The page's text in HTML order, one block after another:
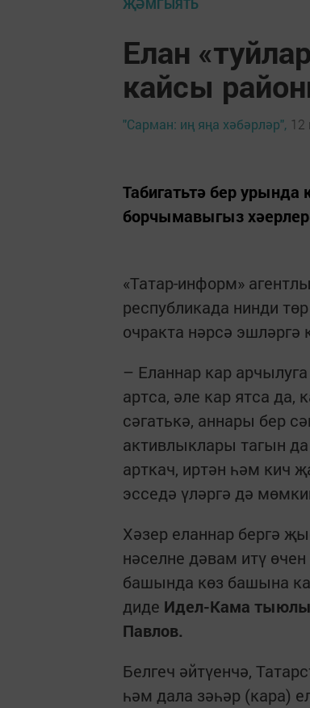
ҖӘМГЫЯТЬ
Елан
кайсы
"Сарман: иң яңа хәбәрләр", 12
Табигатьтә бер
борчымавыгыз
«Татар-информ»
республикада нинди
очракта нәрсә эшләргә
– Еланнар кар
артса, әле кар ятса
сәгатькә, аннары бер
активлыклары тагын да
арткач, иртән һәм кич
эсседә үләргә дә
Хәзер еланнар бергә
нәселне дәвам итү
башында көз башына
диде Идел-Кама
Павлов.
Белгеч әйтүенчә,
һәм дала зәһәр (кара)